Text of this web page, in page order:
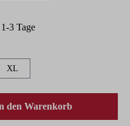
3 Tage
XL
gewünschten Wert
den Warenkorb